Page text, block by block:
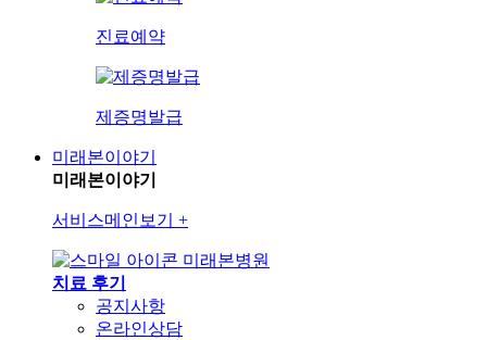
진료예약
제증명발급
미래본이야기
미래본이야기
서비스메인보기 +
미래본병원
치료 후기
공지사항
온라인상담